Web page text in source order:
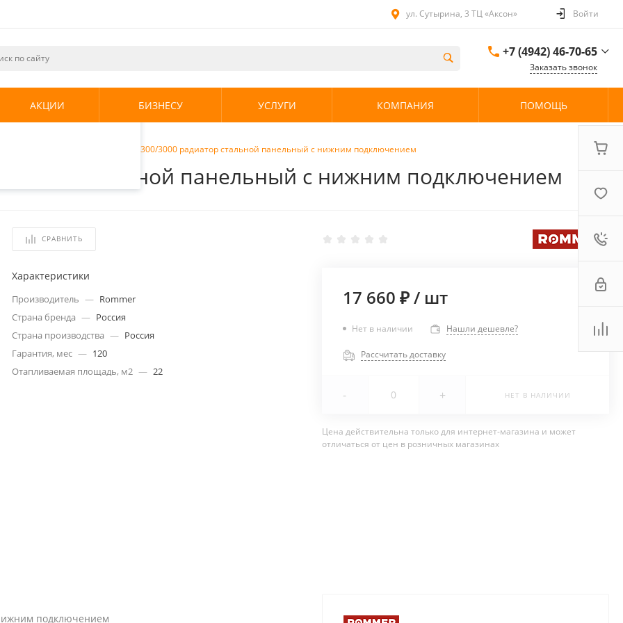
и
использования.
.
ул. Сутырина, 3 ТЦ «Аксон» Войти
+7 (4942) 46-70-65
ул. Сутырина, 3 ТЦ
Заказать звонок
АКЦИИ БИЗНЕСУ УСЛУГИ КОМПАНИЯ ПОМОЩЬ
Rommer Ventil 11 300/3000 радиатор стальной панельный с нижним подключением
стальной панельный с нижним подключением
СРАВНИТЬ
Характеристики
Производитель — Rommer
Страна бренда — Россия
Страна производства — Россия
Гарантия, мес — 120
Отапливаемая площадь, м2 — 22
17 660 ₽/ шт
Нет в наличии Нашли дешевле?
Рассчитать доставку
- + НЕТ В НАЛИЧИИ
Цена действительна только для интернет-магазина и может
отличаться от цен в розничных магазинах
подключением